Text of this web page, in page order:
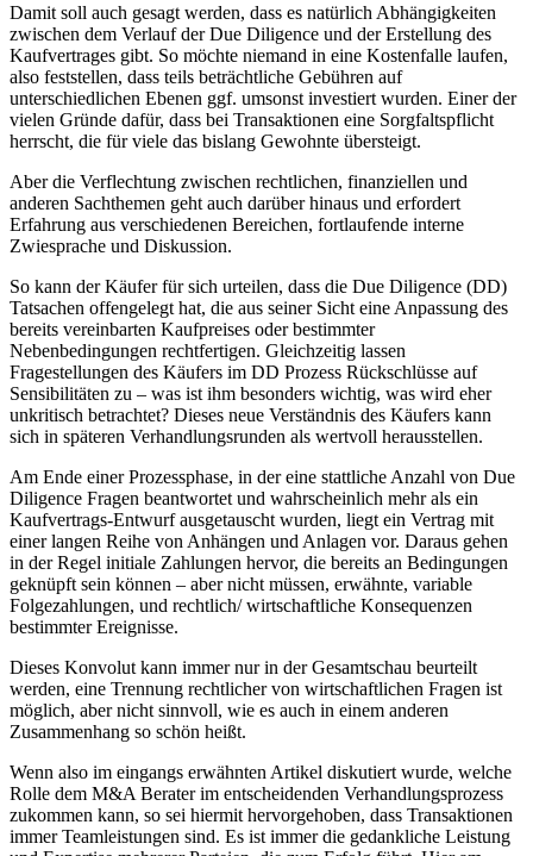
Damit soll auch gesagt werden, dass es natürlich Abhängigkeiten
zwischen dem Verlauf der Due Diligence und der Erstellung des
Kaufvertrages gibt. So möchte niemand in eine Kostenfalle laufen,
also feststellen, dass teils beträchtliche Gebühren auf
unterschiedlichen Ebenen ggf. umsonst investiert wurden. Einer der
vielen Gründe dafür, dass bei Transaktionen eine Sorgfaltspflicht
herrscht, die für viele das bislang Gewohnte übersteigt.
Aber die Verflechtung zwischen rechtlichen, finanziellen und
anderen Sachthemen geht auch darüber hinaus und erfordert
Erfahrung aus verschiedenen Bereichen, fortlaufende interne
Zwiesprache und Diskussion.
So kann der Käufer für sich urteilen, dass die Due Diligence (DD)
Tatsachen offengelegt hat, die aus seiner Sicht eine Anpassung des
bereits vereinbarten Kaufpreises oder bestimmter
Nebenbedingungen rechtfertigen. Gleichzeitig lassen
Fragestellungen des Käufers im DD Prozess Rückschlüsse auf
Sensibilitäten zu – was ist ihm besonders wichtig, was wird eher
unkritisch betrachtet? Dieses neue Verständnis des Käufers kann
sich in späteren Verhandlungsrunden als wertvoll herausstellen.
Am Ende einer Prozessphase, in der eine stattliche Anzahl von Due
Diligence Fragen beantwortet und wahrscheinlich mehr als ein
Kaufvertrags-Entwurf ausgetauscht wurden, liegt ein Vertrag mit
einer langen Reihe von Anhängen und Anlagen vor. Daraus gehen
in der Regel initiale Zahlungen hervor, die bereits an Bedingungen
geknüpft sein können – aber nicht müssen, erwähnte, variable
Folgezahlungen, und rechtlich/ wirtschaftliche Konsequenzen
bestimmter Ereignisse.
Dieses Konvolut kann immer nur in der Gesamtschau beurteilt
werden, eine Trennung rechtlicher von wirtschaftlichen Fragen ist
möglich, aber nicht sinnvoll, wie es auch in einem anderen
Zusammenhang so schön heißt.
Wenn also im eingangs erwähnten Artikel diskutiert wurde, welche
Rolle dem M&A Berater im entscheidenden Verhandlungsprozess
zukommen kann, so sei hiermit hervorgehoben, dass Transaktionen
immer Teamleistungen sind. Es ist immer die gedankliche Leistung